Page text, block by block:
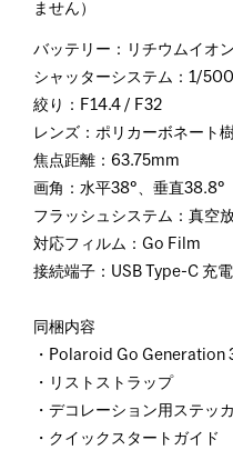
ません）
バッテリー：リチウムイオ
シャッターシステム：1/
絞り：F14.4 / F32
レンズ：ポリカーボネート
焦点距離：63.75mm
画角：水平38°、垂直38.8°
フラッシュシステム：真空
対応フィルム：Go Film
接続端子：USB Type-C 充
同梱内容
・Polaroid Go Generation
・リストストラップ
・デコレーション用ステッ
・クイックスタートガイド